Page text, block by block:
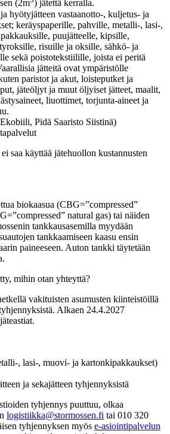
(2m ) jätettä kerralla.
hyötyjätteen vastaanotto-, kuljetus- ja
keräyspaperille, pahville, metalli-, lasi-,
puujätteelle, kipsille,
risuille ja oksille, sähkö- ja
sekä poistotekstiilille, joista ei peritä
jätteitä ovat ympäristölle
paristot ja akut, loisteputket ja
jäteöljyt ja muut öljyiset jätteet, maalit,
liuottimet, torjunta-aineet ja
Pidä Saaristo Siistinä)
saa käyttää jätehuollon kustannusten
biokaasua (CBG=”compressed”
natural gas) tai näiden
tankkausasemilla myydään
tankkaamiseen kaasu ensin
paineeseen. Auton tankki täytetään
mihin otan yhteyttä?
vakituisten asumusten kiinteistöillä
Alkaen 24.4.2027
, lasi-, muovi- ja kartonkipakkaukset)
ja sekajätteen tyhjennyksistä
tyhjennys puuttuu, olkaa
logistiikka@stormossen.fi tai 010 320
tyhjennyksen myös e-asiointipalvelun